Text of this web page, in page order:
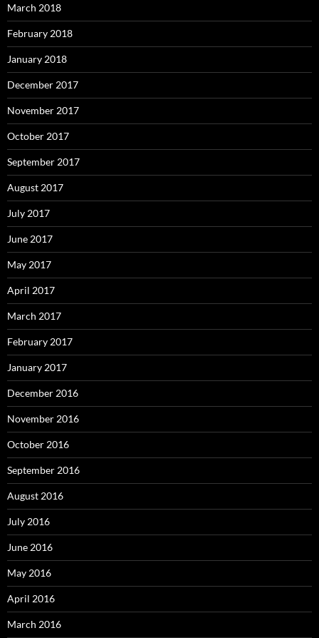
March 2018
February 2018
January 2018
December 2017
November 2017
October 2017
September 2017
August 2017
July 2017
June 2017
May 2017
April 2017
March 2017
February 2017
January 2017
December 2016
November 2016
October 2016
September 2016
August 2016
July 2016
June 2016
May 2016
April 2016
March 2016